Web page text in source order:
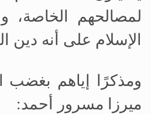
لمصالحهم الخاصة،
الإسلام على أنه دين
ومذكرًا إياهم بغضب
ميرزا مسرور أحمد: